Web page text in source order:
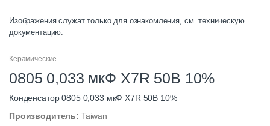
Изображения служат только для ознакомления, см. техническую
документацию.
Керамические
0805 0,033 мкФ X7R 50В 10%
Конденсатор 0805 0,033 мкФ X7R 50В 10%
Производитель: Taiwan